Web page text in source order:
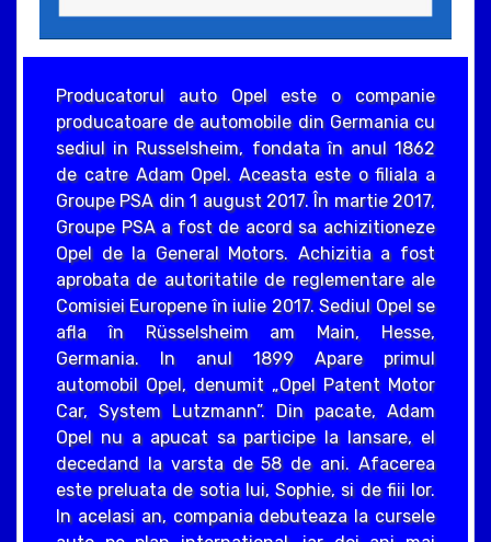
Producatorul auto Opel este o companie
producatoare de automobile din Germania cu
sediul in Russelsheim, fondata în anul 1862
de catre Adam Opel. Aceasta este o filiala a
Groupe PSA din 1 august 2017. În martie 2017,
Groupe PSA a fost de acord sa achizitioneze
Opel de la General Motors. Achizitia a fost
aprobata de autoritatile de reglementare ale
Comisiei Europene în iulie 2017. Sediul Opel se
afla în Rüsselsheim am Main, Hesse,
Germania. In anul 1899 Apare primul
automobil Opel, denumit „Opel Patent Motor
Car, System Lutzmann”. Din pacate, Adam
Opel nu a apucat sa participe la lansare, el
decedand la varsta de 58 de ani. Afacerea
este preluata de sotia lui, Sophie, si de fiii lor.
In acelasi an, compania debuteaza la cursele